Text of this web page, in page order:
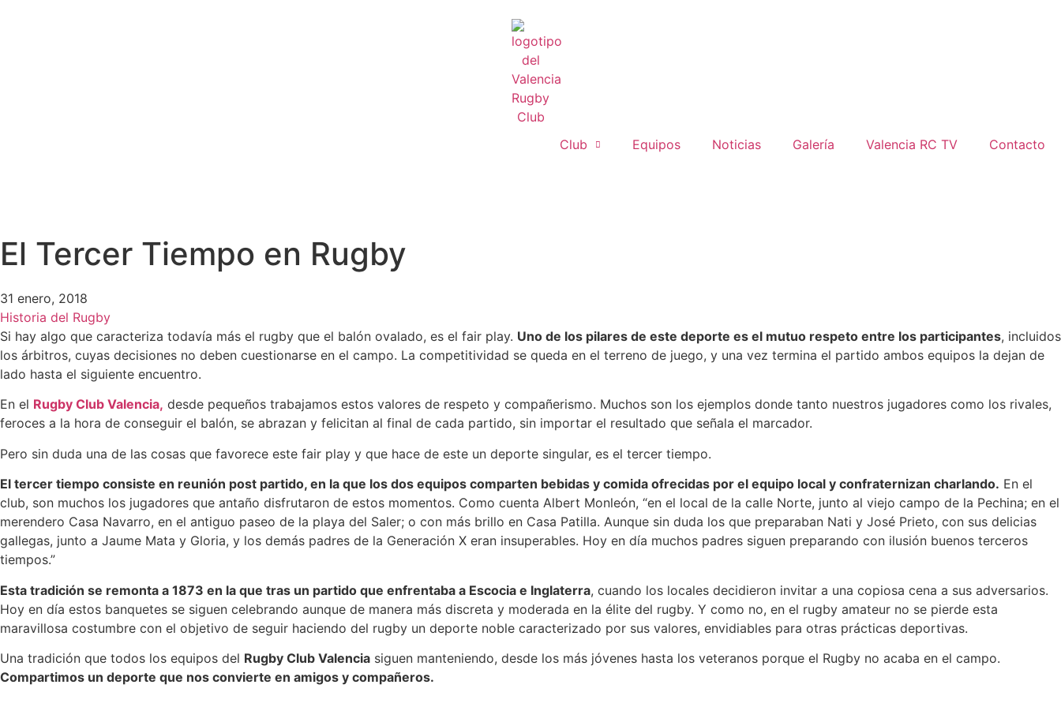
Club Equipos Noticias Galería Valencia RC TV Contacto
El Tercer Tiempo en Rugby
31 enero, 2018
Historia del Rugby
Si hay algo que caracteriza todavía más el rugby que el balón ovalado, es el fair play. Uno de los pilares de este deporte es el mutuo respeto entre los participantes, incluidos
los árbitros, cuyas decisiones no deben cuestionarse en el campo. La competitividad se queda en el terreno de juego, y una vez termina el partido ambos equipos la dejan de
lado hasta el siguiente encuentro.
En el Rugby Club Valencia, desde pequeños trabajamos estos valores de respeto y compañerismo. Muchos son los ejemplos donde tanto nuestros jugadores como los rivales,
feroces a la hora de conseguir el balón, se abrazan y felicitan al final de cada partido, sin importar el resultado que señala el marcador.
Pero sin duda una de las cosas que favorece este fair play y que hace de este un deporte singular, es el tercer tiempo.
El tercer tiempo consiste en reunión post partido, en la que los dos equipos comparten bebidas y comida ofrecidas por el equipo local y confraternizan charlando. En el
club, son muchos los jugadores que antaño disfrutaron de estos momentos. Como cuenta Albert Monleón, “en el local de la calle Norte, junto al viejo campo de la Pechina; en el
merendero Casa Navarro, en el antiguo paseo de la playa del Saler; o con más brillo en Casa Patilla. Aunque sin duda los que preparaban Nati y José Prieto, con sus delicias
gallegas, junto a Jaume Mata y Gloria, y los demás padres de la Generación X eran insuperables. Hoy en día muchos padres siguen preparando con ilusión buenos terceros
tiempos.”
Esta tradición se remonta a 1873 en la que tras un partido que enfrentaba a Escocia e Inglaterra, cuando los locales decidieron invitar a una copiosa cena a sus adversarios.
Hoy en día estos banquetes se siguen celebrando aunque de manera más discreta y moderada en la élite del rugby. Y como no, en el rugby amateur no se pierde esta
maravillosa costumbre con el objetivo de seguir haciendo del rugby un deporte noble caracterizado por sus valores, envidiables para otras prácticas deportivas.
Una tradición que todos los equipos del Rugby Club Valencia siguen manteniendo, desde los más jóvenes hasta los veteranos porque el Rugby no acaba en el campo.
Compartimos un deporte que nos convierte en amigos y compañeros.